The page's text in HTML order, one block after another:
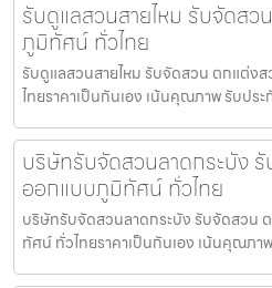
รับดูแลสวนสายไหม รับจัดส
ภูมิทัศน์ ทั่วไทย
รับดูแลสวนสายไหม รับจัดสวน ตกแต่
ไทยราคาเป็นกันเอง เน้นคุณภาพ รับปร
บริษัทรับจัดสวนลาดกระบัง
ออกแบบภูมิทัศน์ ทั่วไทย
บริษัทรับจัดสวนลาดกระบัง รับจัดสวน
ทัศน์ ทั่วไทยราคาเป็นกันเอง เน้นคุณภา